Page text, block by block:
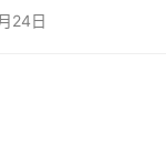
到资金结算的部
24日